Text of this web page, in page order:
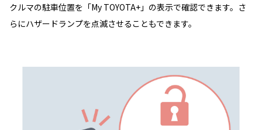
クルマの駐車位置を「My TOYOTA+」の表示で確認できます。さ
らにハザードランプを点滅させることもできます。